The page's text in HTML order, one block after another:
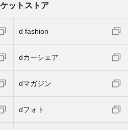
ットストア
d fashion
dカーシェア
dマガジン
dフォト